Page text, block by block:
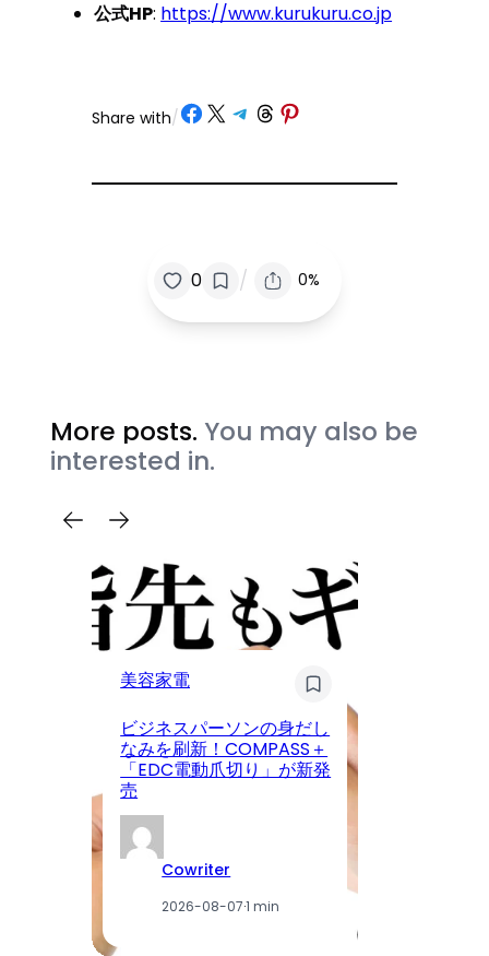
公式HP: https://www.kurukuru.co.jp
Share with/ Share on Facebook
Share on X Share on Telegram
Share on Threads
Share on Pinterest
0 / 0%
More posts. You may also be
interested in.
美容家電
ビジネスパーソンの身だし
なみを刷新！COMPASS＋
「EDC電動爪切り」が新発
売
Cowriter
2026-08-07·1 min